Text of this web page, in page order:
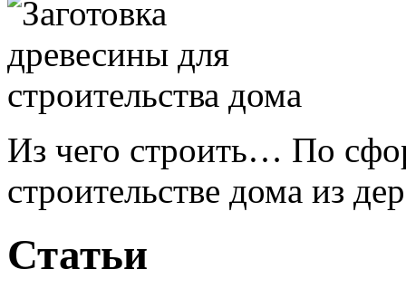
Из чего строить… По
строительстве дома из
Статьи